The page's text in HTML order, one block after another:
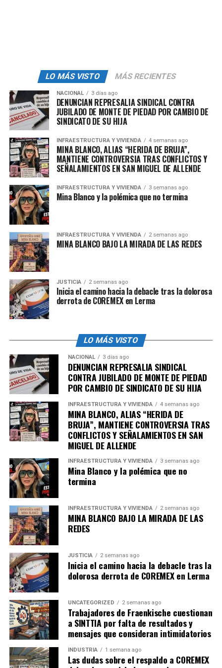
Adicionalmente, se ha observado una estrategia por
parte del candidato de resaltar de manera exagerada las
pocas obras y acciones realizadas durante su mandato,
con el objetivo de influir en la opinión de los vecinos y
obtener su apoyo en las próximas elecciones. Los
habitantes de Cuernavaca se han mostrado inconformes
con los resultados y la administración del candidato
José Luis Uriósteguipues las demandas, cierres de
calles y cuestionamientos han sido una constante en su
campaña rumbo a la reelección, el veredicto lo dictarán
el próximo 2 de junio.
Fuente:Informante Centro
admin
LO MÁS VISTO MÁS RECIENTES
NACIONAL 3 días ago
DENUNCIAN REPRESALIA SINDICAL CONTRA
JUBILADO DE MONTE DE PIEDAD POR CAMBIO DE
SINDICATO DE SU HIJA
INFRAESTRUCTURA Y VIVIENDA 4 semanas ago
MINA BLANCO, ALIAS “HERIDA DE BRUJA”,
MANTIENE CONTROVERSIA TRAS CONFLICTOS Y
SEÑALAMIENTOS EN SAN MIGUEL DE ALLENDE
INFRAESTRUCTURA Y VIVIENDA 3 semanas ago
Mina Blanco y la polémica que no termina
INFRAESTRUCTURA Y VIVIENDA 2 semanas ago
MINA BLANCO BAJO LA MIRADA DE LAS REDES
JUSTICIA 2 semanas ago
Inicia el camino hacia la debacle tras la dolorosa
derrota de COREMEX en Lerma
LO MÁS VISTO
NACIONAL 3 días ago
DENUNCIAN REPRESALIA SINDICAL
CONTRA JUBILADO DE MONTE DE PIEDAD
POR CAMBIO DE SINDICATO DE SU HIJA
INFRAESTRUCTURA Y VIVIENDA 4 semanas ago
MINA BLANCO, ALIAS “HERIDA DE
BRUJA”, MANTIENE CONTROVERSIA TRAS
CONFLICTOS Y SEÑALAMIENTOS EN SAN
MIGUEL DE ALLENDE
INFRAESTRUCTURA Y VIVIENDA 3 semanas ago
Mina Blanco y la polémica que no
termina
INFRAESTRUCTURA Y VIVIENDA 2 semanas ago
MINA BLANCO BAJO LA MIRADA DE LAS
REDES
JUSTICIA 2 semanas ago
Inicia el camino hacia la debacle tras la
dolorosa derrota de COREMEX en Lerma
UNCATEGORIZED 2 semanas ago
Trabajadores de Fraenkische cuestionan
a SINTTIA por falta de resultados y
mensajes que consideran intimidatorios
INDUSTRIA 1 semana ago
Las dudas sobre el respaldo a COREMEX